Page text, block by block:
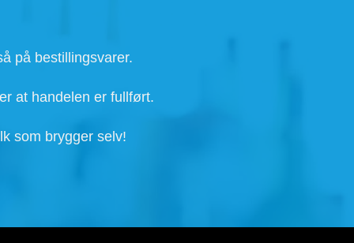
på bestillingsvarer.
at handelen er fullført.
som brygger selv!